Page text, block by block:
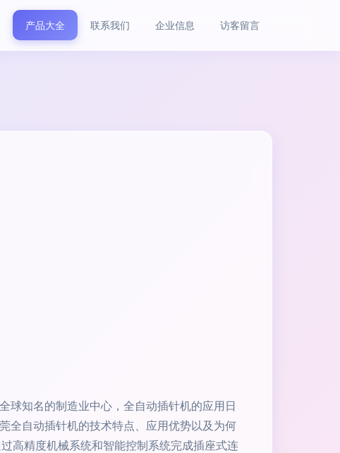
产品大全 联系我们 企业信息 访客留言
球知名的制造业中心，全自动插针机的应用日
全自动插针机的技术特点、应用优势以及为何
高精度机械系统和智能控制系统完成插座式连